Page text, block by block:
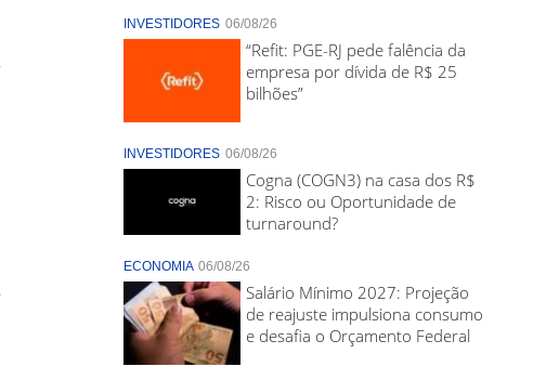
INVESTIDORES 06/08/26
“Refit: PGE-RJ pede falência da
empresa por dívida de R$ 25
bilhões”
INVESTIDORES 06/08/26
Cogna (COGN3) na casa dos R$
2: Risco ou Oportunidade de
turnaround?
ECONOMIA 06/08/26
Salário Mínimo 2027: Projeção
de reajuste impulsiona consumo
e desafia o Orçamento Federal